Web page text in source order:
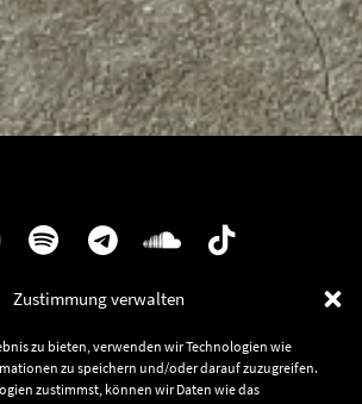
Zustimmung verwalten
zu bieten, verwenden wir Technologien wie
zu speichern und/oder darauf zuzugreifen.
zustimmst, können wir Daten wie das
Kontakt
Termine